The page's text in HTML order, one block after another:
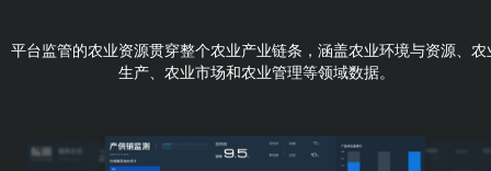
平台监管的农业资源贯穿整个农业产业链条，涵盖农业环境与资源、农
生产、农业市场和农业管理等领域数据。